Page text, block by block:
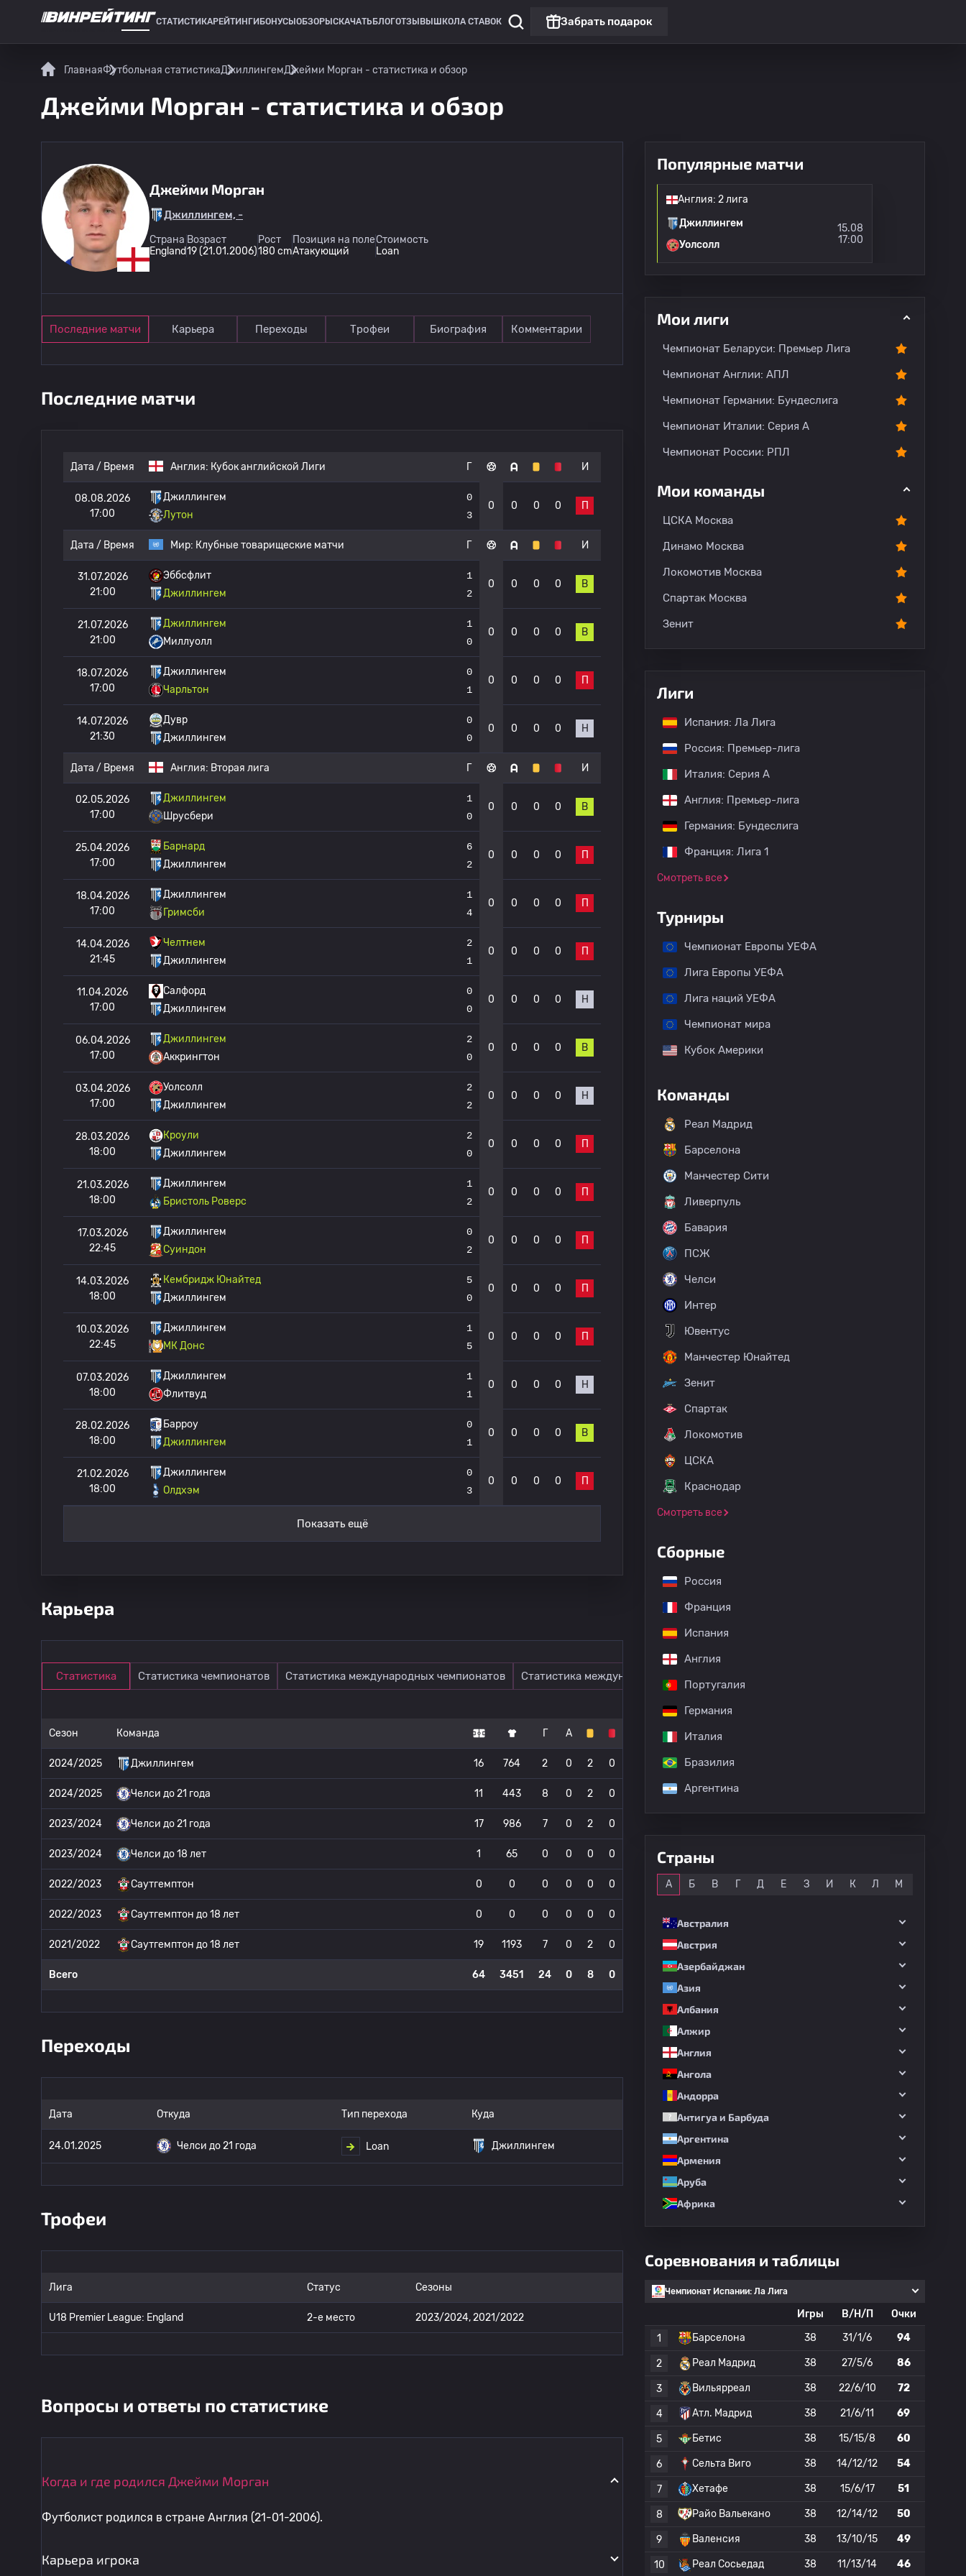
СТАТИСТИКАРЕЙТИНГИ БОНУСЫ ОБЗОРЫ СКАЧАТЬ БЛОГОТЗЫВЫ ШКОЛА СТАВОК Забрать подарок
ГлавнаяФутбольная статистикаДжиллингемДжейми Морган - статистика и обзор
Джейми Морган - статистика и обзор
Джейми Морган
Джиллингем, -
Страна
England
Возраст
19 (21.01.2006)
Рост
180 cm
Позиция на поле
Атакующий
Стоимость
Loan
Последние матчи Карьера Переходы Трофеи Биография Комментарии
Последние матчи
Дата / Время Англия: Кубок английской Лиги Г И
08.08.2026
17:00
Джиллингем
Лутон
0
3
0 0 0 0 П
Дата / Время Мир: Клубные товарищеские матчи Г И
31.07.2026
21:00
Эббсфлит
Джиллингем
1
2
0 0 0 0 В
21.07.2026
21:00
Джиллингем
Миллуолл
1
0
0 0 0 0 В
18.07.2026
17:00
Джиллингем
Чарльтон
0
1
0 0 0 0 П
14.07.2026
21:30
Дувр
Джиллингем
0
0
0 0 0 0 Н
Дата / Время Англия: Вторая лига Г И
02.05.2026
17:00
Джиллингем
Шрусбери
1
0
0 0 0 0 В
25.04.2026
17:00
Барнард
Джиллингем
6
2
0 0 0 0 П
18.04.2026
17:00
Джиллингем
Гримсби
1
4
0 0 0 0 П
14.04.2026
21:45
Челтнем
Джиллингем
2
1
0 0 0 0 П
11.04.2026
17:00
Салфорд
Джиллингем
0
0
0 0 0 0 Н
06.04.2026
17:00
Джиллингем
Аккрингтон
2
0
0 0 0 0 В
03.04.2026
17:00
Уолсолл
Джиллингем
2
2
0 0 0 0 Н
28.03.2026
18:00
Кроули
Джиллингем
2
0
0 0 0 0 П
21.03.2026
18:00
Джиллингем
Бристоль Роверс
1
2
0 0 0 0 П
17.03.2026
22:45
Джиллингем
Суиндон
0
2
0 0 0 0 П
14.03.2026
18:00
Кембридж Юнайтед
Джиллингем
5
0
0 0 0 0 П
10.03.2026
22:45
Джиллингем
МК Донс
1
5
0 0 0 0 П
07.03.2026
18:00
Джиллингем
Флитвуд
1
1
0 0 0 0 Н
28.02.2026
18:00
Барроу
Джиллингем
0
1
0 0 0 0 В
21.02.2026
18:00
Джиллингем
Олдхэм
0
3
0 0 0 0 П
Показать ещё
Карьера
Статистика Статистика чемпионатов Статистика международных чемпионатов Статистика международных матчей
Сезон Команда Г А
2024/2025 Джиллингем 16 764 2 0 2 0
2024/2025 Челси до 21 года 11 443 8 0 2 0
2023/2024 Челси до 21 года 17 986 7 0 2 0
2023/2024 Челси до 18 лет 1 65 0 0 0 0
2022/2023 Саутгемптон 0 0 0 0 0 0
2022/2023 Саутгемптон до 18 лет 0 0 0 0 0 0
2021/2022 Саутгемптон до 18 лет 19 1193 7 0 2 0
Всего 64 3451 24 0 8 0
Переходы
Дата Откуда Тип перехода Куда
24.01.2025 Челси до 21 года Loan Джиллингем
Трофеи
Лига Статус Сезоны
U18 Premier League: England 2-е место 2023/2024, 2021/2022
Вопросы и ответы по статистике
Когда и где родился Джейми Морган
Футболист родился в стране Англия (21-01-2006).
Карьера игрока
Популярные матчи
Англия: 2 лига
Джиллингем
Уолсолл
15.08
17:00
Мои лиги
Чемпионат Беларуси: Премьер Лига
Чемпионат Англии: АПЛ
Чемпионат Германии: Бундеслига
Чемпионат Италии: Серия А
Чемпионат России: РПЛ
Мои команды
ЦСКА Москва
Динамо Москва
Локомотив Москва
Спартак Москва
Зенит
Лиги
Испания: Ла Лига
Россия: Премьер-лига
Италия: Серия А
Англия: Премьер-лига
Германия: Бундеслига
Франция: Лига 1
Смотреть все
Турниры
Чемпионат Европы УЕФА
Лига Европы УЕФА
Лига наций УЕФА
Чемпионат мира
Кубок Америки
Команды
Реал Мадрид
Барселона
Манчестер Сити
Ливерпуль
Бавария
ПСЖ
Челси
Интер
Ювентус
Манчестер Юнайтед
Зенит
Спартак
Локомотив
ЦСКА
Краснодар
Смотреть все
Сборные
Россия
Франция
Испания
Англия
Португалия
Германия
Италия
Бразилия
Аргентина
Страны
А Б В Г Д Е З И К Л М
Австралия
Австрия
Азербайджан
Азия
Албания
Алжир
Англия
Ангола
Андорра
Антигуа и Барбуда
Аргентина
Армения
Аруба
Африка
Соревнования и таблицы
Чемпионат Испании: Ла Лига
Игры В/Н/П
Очки
1
Барселона 38 31/1/6 94
2 Реал Мадрид 38 27/5/6 86
3 Вильярреал 38 22/6/10 72
4 Атл. Мадрид 38 21/6/11 69
5 Бетис 38 15/15/8 60
6 Сельта Виго 38 14/12/12 54
7 Хетафе 38 15/6/17 51
8 Райо Вальекано 38 12/14/12 50
9 Валенсия 38 13/10/15 49
10 Реал Сосьедад 38 11/13/14 46